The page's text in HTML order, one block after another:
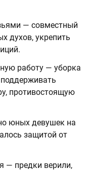
— совместный
духов, укрепить
работу — уборка
противостоящую
юных девушек на
защитой от
— предки верили,